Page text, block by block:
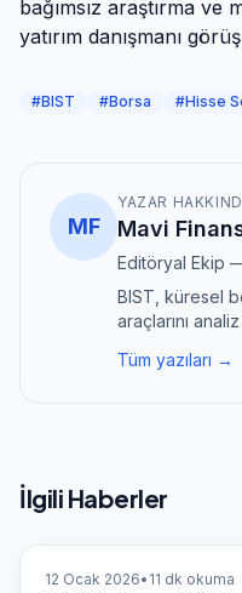
bağımsız araştırma ve
yatırım danışmanı
#BIST #Borsa #Hisse
MF
YAZAR
Mavi
Editöryal Ekip
BIST, küresel
araçlarını
Tüm yazıları →
İlgili Haberler
Borsa
12 Ocak 2026• 11 dk okuma